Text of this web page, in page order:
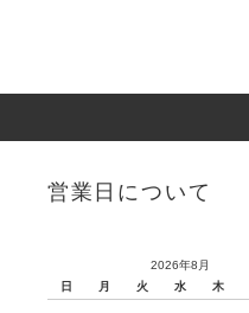
営業日について
2026年8月
日
月 火 水 木